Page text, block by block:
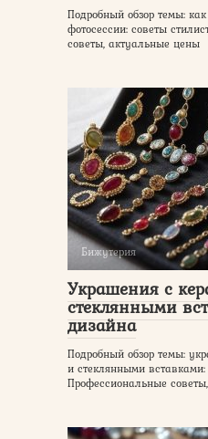
Подробный обзор темы:
фотосессии: советы
советы, актуальные цены
Бижутерия
Украшения с
стеклянными
дизайна
Подробный обзор темы:
и стеклянными
Профессиональные